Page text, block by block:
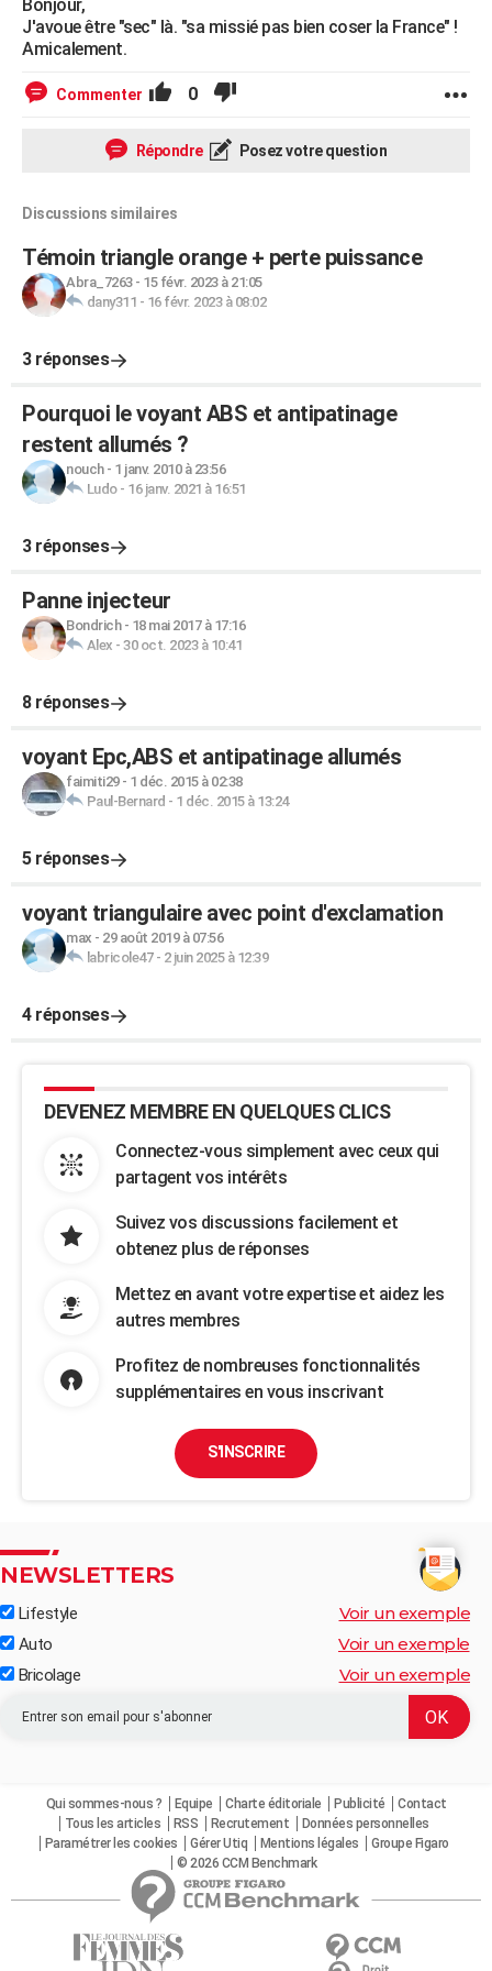
Bonjour,
J'avoue être "sec" là. "sa missié pas bien coser la France" !
Amicalement.
Commenter 0
Répondre Posez votre question
Discussions similaires
Témoin triangle orange + perte puissance
Abra_7263- 15 févr. 2023 à 21:05
dany311 - 16 févr. 2023 à 08:02
3 réponses
Pourquoi le voyant ABS et antipatinage
restent allumés ?
nouch- 1 janv. 2010 à 23:56
Ludo- 16 janv. 2021 à 16:51
3 réponses
Panne injecteur
Bondrich- 18 mai 2017 à 17:16
Alex - 30 oct. 2023 à 10:41
8 réponses
voyant Epc,ABS et antipatinage allumés
faimiti29- 1 déc. 2015 à 02:38
Paul-Bernard - 1 déc. 2015 à 13:24
5 réponses
voyant triangulaire avec point d'exclamation
max - 29 août 2019 à 07:56
labricole47- 2 juin 2025 à 12:39
4 réponses
DEVENEZ MEMBRE EN QUELQUES CLICS
Connectez-vous simplement avec ceux qui
partagent vos intérêts
Suivez vos discussions facilement et
obtenez plus de réponses
Mettez en avant votre expertise et aidez les
autres membres
Profitez de nombreuses fonctionnalités
supplémentaires en vous inscrivant
S'INSCRIRE
NEWSLETTERS
Lifestyle Voir un exemple
Auto Voir un exemple
Bricolage Voir un exemple
Qui sommes-nous ? Equipe Charte éditoriale Publicité
Contact
Tous les articles
RSS Recrutement
Données personnelles
Paramétrer les cookies
Gérer Utiq Mentions légales
Groupe Figaro
© 2026 CCM Benchmark